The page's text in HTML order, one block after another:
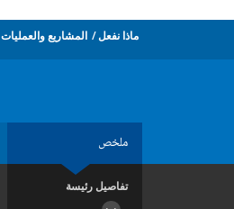
ماذا نفعل المشاريع والعمليات
ملخص
تفاصيل رئيسة